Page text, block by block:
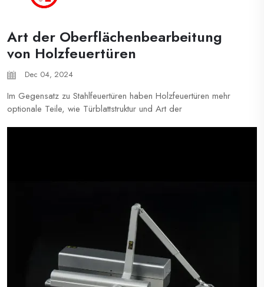
Art der Oberflächenbearbeitung
von Holzfeuertüren
Dec 04, 2024
Im Gegensatz zu Stahlfeuertüren haben Holzfeuertüren mehr
optionale Teile, wie Türblattstruktur und Art der